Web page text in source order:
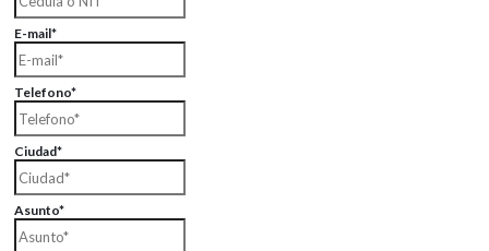
E-mail*
Telefono*
Ciudad*
Asunto*